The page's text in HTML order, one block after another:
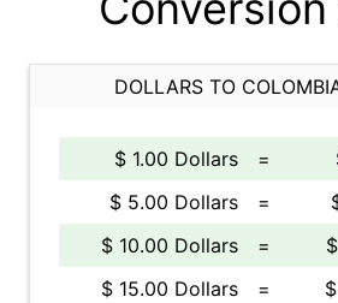
DOLLARS TO
$ 1.00 Dollars =
$ 5.00 Dollars
=
$ 10.00 Dollars
=
$ 15.00 Dollars
=